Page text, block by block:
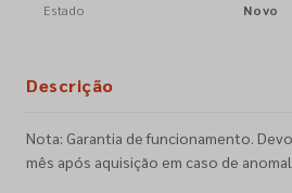
Estado
Novo
Descrição
Nota: Garantia de funcionamento.
mês após aquisição em caso de